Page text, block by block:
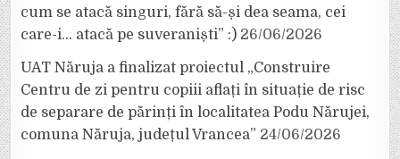
cum se atacă singuri, fără să-și dea seama, cei
care-i… atacă pe suveraniști” :) 26/06/2026
UAT Năruja a finalizat proiectul „Construire
Centru de zi pentru copiii aflați în situație de risc
de separare de părinți în localitatea Podu Nărujei,
comuna Năruja, județul Vrancea” 24/06/2026